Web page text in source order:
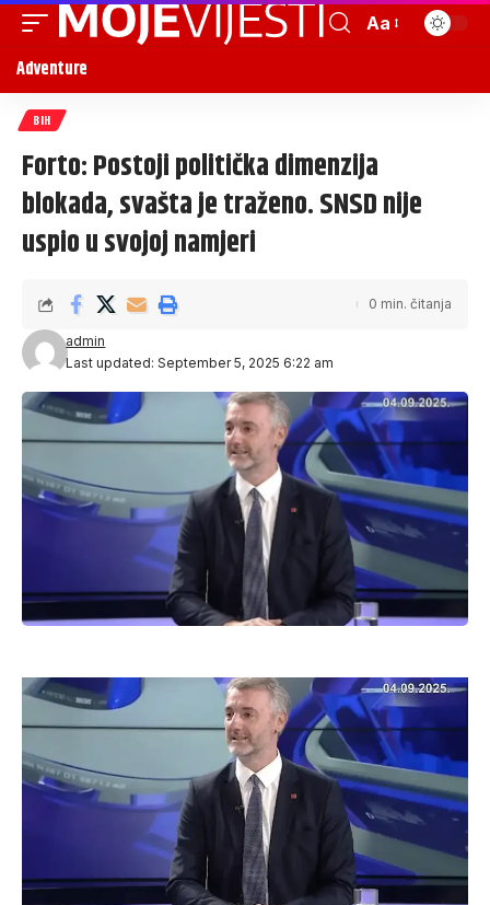
Aa
Adventure
BIH
Forto: Postoji politička dimenzija
blokada, svašta je traženo. SNSD nije
uspio u svojoj namjeri
Last updated: September 5, 2025 6:22 am
admin
0 min. čitanja